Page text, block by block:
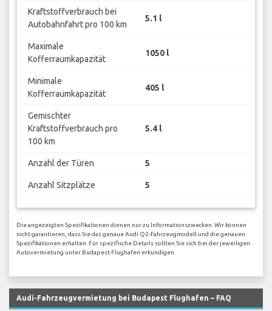
Kraftstoffverbrauch bei
Autobahnfahrt pro 100 km
5.1 l
Maximale
Kofferraumkapazität
1050 l
Minimale
Kofferraumkapazität
405 l
Gemischter
Kraftstoffverbrauch pro
100 km
5.4 l
Anzahl der Türen 5
Anzahl Sitzplätze 5
Die angezeigten Spezifikationen dienen nur zu Informationszwecken. Wir können
nicht garantieren, dass Sie das genaue Audi Q2-Fahrzeugmodell und die genauen
Spezifikationen erhalten. Für spezifische Details sollten Sie sich bei der jeweiligen
Autovermietung unter Budapest Flughafen erkundigen.
Audi-Fahrzeugvermietung bei Budapest Flughafen – FAQ